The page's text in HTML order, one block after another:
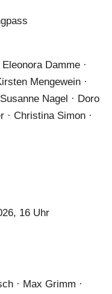
Damme ·
Mengewein ·
Nagel · Doro
· Christina Simon ·
16 Uhr
· Max Grimm ·